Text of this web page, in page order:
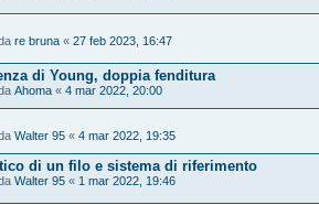
re bruna « 27 feb 2023, 16:47
di Young, doppia fenditura
Ahoma « 4 mar 2022, 20:00
Walter 95 « 4 mar 2022, 19:35
di un filo e sistema di riferimento
Walter 95 « 1 mar 2022, 19:46